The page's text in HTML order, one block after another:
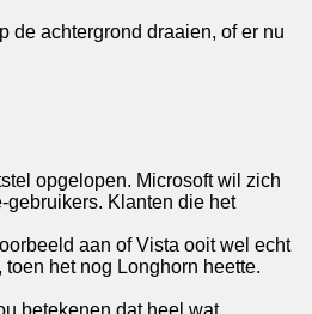
de achtergrond draaien, of er nu
opgelopen. Microsoft wil zich
gebruikers. Klanten die het
aan of Vista ooit wel echt
het nog Longhorn heette.
betekenen dat heel wat